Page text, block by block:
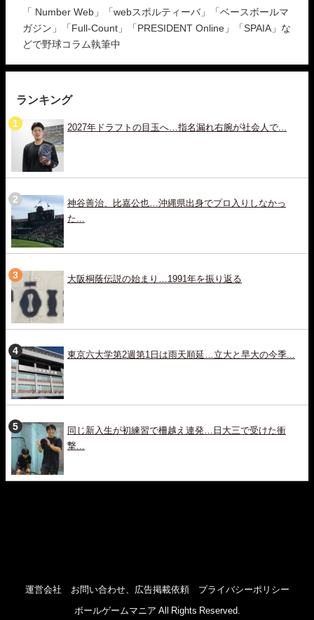
「 Number Web」「webスポルティーバ」「ベースボールマ
ガジン」「Full-Count」「PRESIDENT Online」「SPAIA」な
どで野球コラム執筆中
ランキング
2027年ドラフトの目玉へ…指名漏れ右腕が社会人で...
神谷善治、比嘉公也…沖縄県出身でプロ入りしなかっ
た...
大阪桐蔭伝説の始まり…1991年を振り返る
東京六大学第2週第1日は雨天順延…立大と早大の今季...
同じ新入生が初練習で柵越え連発…日大三で受けた衝
撃...
運営会社 お問い合わせ、広告掲載依頼 プライバシーポリシー
ボールゲームマニア All Rights Reserved.